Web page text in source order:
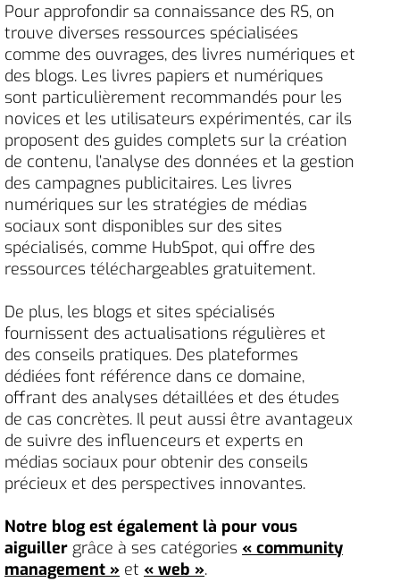
Pour approfondir sa connaissance des RS, on
trouve diverses ressources spécialisées
comme des ouvrages, des livres numériques et
des blogs. Les livres papiers et numériques
sont particulièrement recommandés pour les
novices et les utilisateurs expérimentés, car ils
proposent des guides complets sur la création
de contenu, l’analyse des données et la gestion
des campagnes publicitaires. Les livres
numériques sur les stratégies de médias
sociaux sont disponibles sur des sites
spécialisés, comme HubSpot, qui offre des
ressources téléchargeables gratuitement.
De plus, les blogs et sites spécialisés
fournissent des actualisations régulières et
des conseils pratiques. Des plateformes
dédiées font référence dans ce domaine,
offrant des analyses détaillées et des études
de cas concrètes. Il peut aussi être avantageux
de suivre des influenceurs et experts en
médias sociaux pour obtenir des conseils
précieux et des perspectives innovantes.
Notre blog est également là pour vous
aiguiller grâce à ses catégories « community
management » et « web ».